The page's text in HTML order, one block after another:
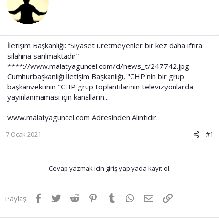
a
i
i
İletişim Başkanlığı: “Siyaset üretmeyenler bir kez daha iftira
silahına sarılmaktadır”
****://www.malatyaguncel.com/d/news_t/247742.jpg​
Cumhurbaşkanlığı İletişim Başkanlığı, "CHP'nin bir grup
başkanvekilinin "CHP grup toplantılarının televizyonlarda
yayınlanmaması için kanalların...
www.malatyaguncel.com Adresinden Alıntıdır.
#1
7 Ocak 2021
Cevap yazmak için giriş yap yada kayıt ol.
Paylaş: Facebook
TwitterReddit Pinterest
Tumblr WhatsApp
E-postaLink